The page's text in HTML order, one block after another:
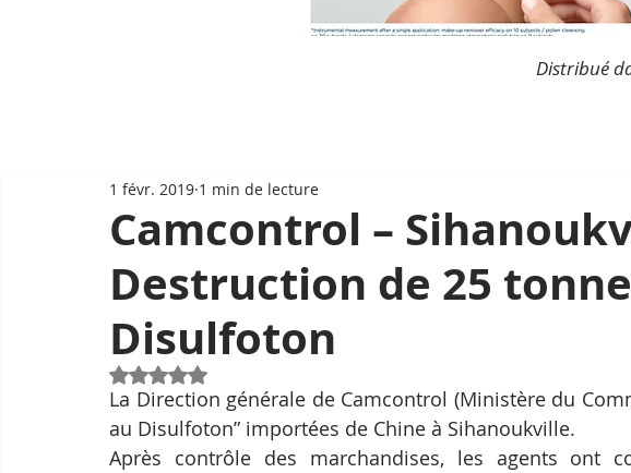
Distribué
Camcontrol –
Destruction de 25
Disulfoton
1 févr. 2019 1 min de lecture
Noté NaN étoiles sur 5.
La Direction générale de Camcontrol (Ministère du
au Disulfoton” importées de Chine à Sihanoukville.
Après contrôle des marchandises, les agents ont